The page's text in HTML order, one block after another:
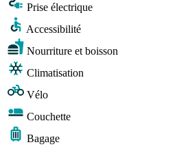
Prise électrique
Accessibilité
Nourriture et boisson
Climatisation
Vélo
Couchette
Bagage